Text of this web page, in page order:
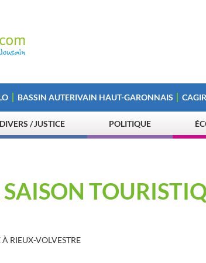
BASSIN AUTERIVAIN HAUT-GARONNAIS
/ JUSTICE POLITIQUE
RIEUX-VOLVESTRE